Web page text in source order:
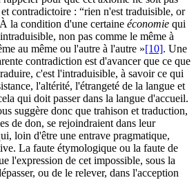
contradictoire : “rien n'est traduisible, or
la condition d'une certaine économie qui
non pas comme le même à
au même ou l'autre à l'autre »[10]. Une
contradiction est d'avancer que ce que
c'est l'intraduisible, à savoir ce qui
l'altérité, l'étrangeté de la langue et
qui doit passer dans la langue d'accueil.
suggère donc que trahison et traduction,
de don, se rejoindraient dans leur
loin d'être une entrave pragmatique,
La faute étymologique ou la faute de
l'expression de cet impossible, sous la
ou de le relever, dans l'acception